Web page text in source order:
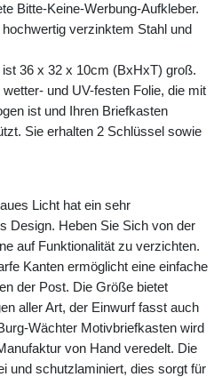
Bitte-Keine-Werbung-Aufkleber.
verzinktem Stahl und
36 x 32 x 10cm (BxHxT) groß.
und UV-festen Folie, die mit
ist und Ihren Briefkasten
Sie erhalten 2 Schlüssel sowie
Licht hat ein sehr
Design. Heben Sie Sich von der
auf Funktionalität zu verzichten.
Kanten ermöglicht eine einfache
der Post. Die Größe bietet
aller Art, der Einwurf fasst auch
Wächter Motivbriefkasten wird
von Hand veredelt. Die
und schutzlaminiert, dies sorgt für